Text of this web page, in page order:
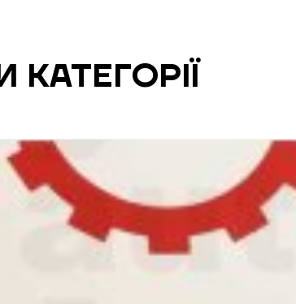
КАТЕГОРІЇ